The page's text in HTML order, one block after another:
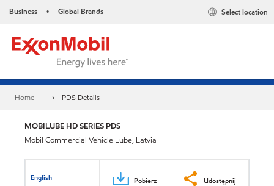
Business • Global Brands Select location
Home PDS Details
MOBILUBE HD SERIES PDS
Mobil Commercial Vehicle Lube, Latvia
English Pobierz Udostępnij